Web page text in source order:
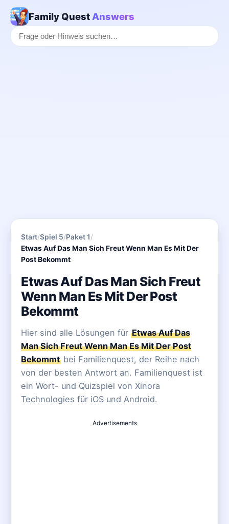
Family Quest Answers
Start/Spiel 5/Paket 1/
Etwas Auf Das Man Sich Freut Wenn Man Es Mit Der
Post Bekommt
Etwas Auf Das Man Sich Freut
Wenn Man Es Mit Der Post
Bekommt
Hier sind alle Lösungen für Etwas Auf Das
Man Sich Freut Wenn Man Es Mit Der Post
Bekommt bei Familienquest, der Reihe nach
von der besten Antwort an. Familienquest ist
ein Wort- und Quizspiel von Xinora
Technologies für iOS und Android.
Advertisements